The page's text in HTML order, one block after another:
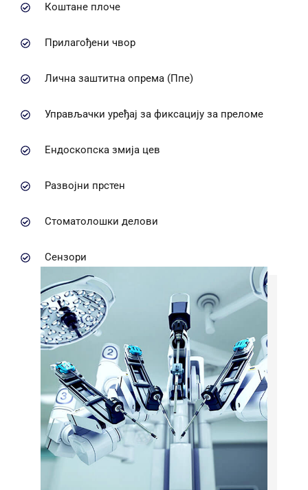
Коштане плоче
Прилагођени чвор
Лична заштитна опрема (Ппе)
Управљачки уређај за фиксацију за преломе
Ендоскопска змија цев
Развојни прстен
Стоматолошки делови
Сензори